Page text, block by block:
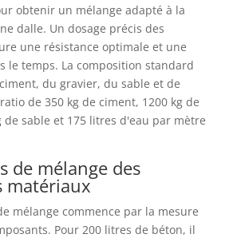
obtenir un mélange adapté à la
dalle. Un dosage précis des
une résistance optimale et une
le temps. La composition standard
du gravier, du sable et de
de 350 kg de ciment, 1200 kg de
de sable et 175 litres d'eau par mètre
de mélange des
matériaux
mélange commence par la mesure
Pour 200 litres de béton, il